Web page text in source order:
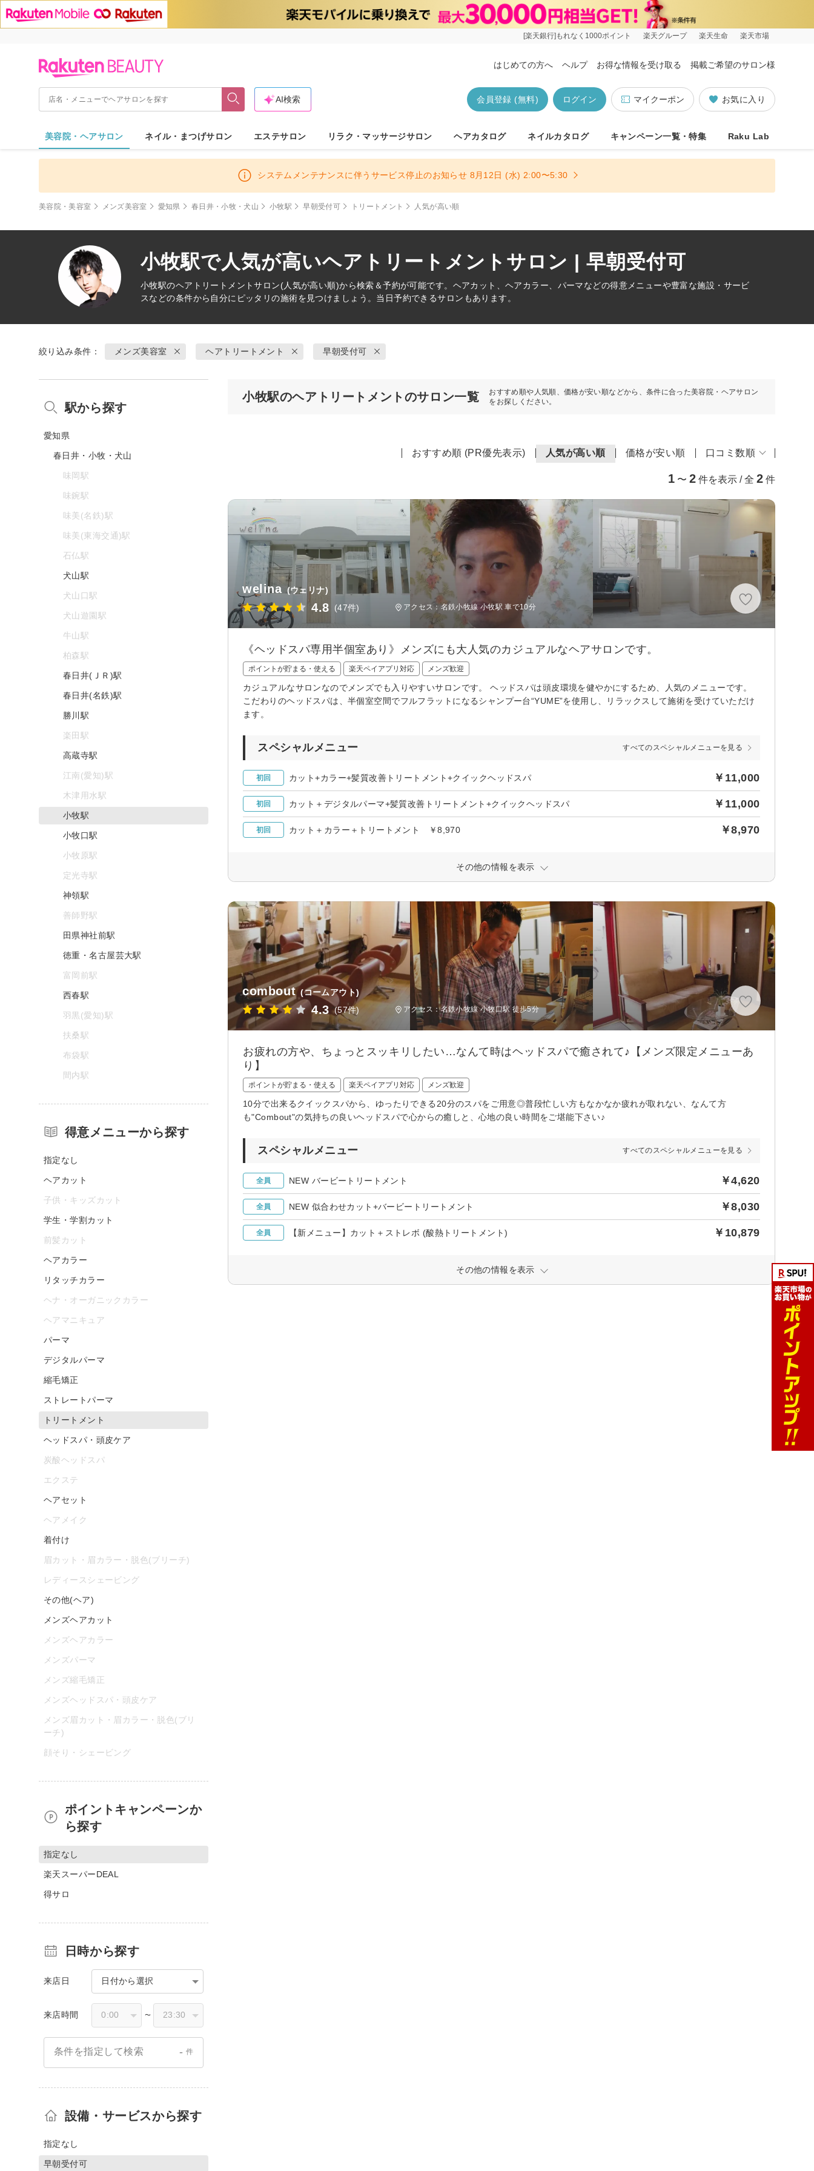
[楽天銀行]もれなく1000ポイント 楽天グループ 楽天生命 楽天市場
はじめての方へ ヘルプ お得な情報を受け取る 掲載ご希望のサロン様
お気に入り
マイクーポン
ログイン
会員登録 (無料)
AI検索
美容院・ヘアサロン ネイル・まつげサロン エステサロン リラク・マッサージサロン ヘアカタログ ネイルカタログ キャンペーン一覧・特集 Raku Lab
システムメンテナンスに伴うサービス停止のお知らせ 8月12日 (水) 2:00〜5:30
美容院・美容室 メンズ美容室 愛知県 春日井・小牧・犬山 小牧駅 早朝受付可 トリートメント 人気が高い順
小牧駅で人気が高いヘアトリートメントサロン | 早朝受付可
小牧駅のヘアトリートメントサロン(人気が高い順)から検索＆予約が可能です。ヘアカット、ヘアカラー、パーマなどの得意メニューや豊富な施設・サービ
スなどの条件から自分にピッタリの施術を見つけましょう。当日予約できるサロンもあります。
絞り込み条件： メンズ美容室 ヘアトリートメント 早朝受付可
小牧駅のヘアトリートメントのサロン一覧
おすすめ順や人気順、価格が安い順などから、条件に合った美容院・ヘアサロン
をお探しください。
おすすめ順 (PR優先表示) 人気が高い順 価格が安い順 口コミ数順
1 〜 2 件を表示 / 全 2 件
welina (ウェリナ)
4.8 (47件) アクセス：名鉄小牧線 小牧駅 車で10分
《ヘッドスパ専用半個室あり》メンズにも大人気のカジュアルなヘアサロンです。
ポイントが貯まる・使える 楽天ペイアプリ対応 メンズ歓迎
カジュアルなサロンなのでメンズでも入りやすいサロンです。 ヘッドスパは頭皮環境を健やかにするため、人気のメニューです。
こだわりのヘッドスパは、半個室空間でフルフラットになるシャンプー台“YUME”を使用し、リラックスして施術を受けていただけ
ます。
スペシャルメニュー すべてのスペシャルメニューを見る
初回 カット+カラー+髪質改善トリートメント+クイックヘッドスパ ￥11,000
初回 カット＋デジタルパーマ+髪質改善トリートメント+クイックヘッドスパ ￥11,000
初回 カット＋カラー＋トリートメント ￥8,970 ￥8,970
その他の情報を表示
combout (コームアウト)
4.3 (57件) アクセス：名鉄小牧線 小牧口駅 徒歩5分
お疲れの方や、ちょっとスッキリしたい…なんて時はヘッドスパで癒されて♪【メンズ限定メニューあ
り】
ポイントが貯まる・使える 楽天ペイアプリ対応 メンズ歓迎
10分で出来るクイックスパから、ゆったりできる20分のスパをご用意◎普段忙しい方もなかなか疲れが取れない、なんて方
も"Combout"の気持ちの良いヘッドスパで心からの癒しと、心地の良い時間をご堪能下さい♪
スペシャルメニュー すべてのスペシャルメニューを見る
全員 NEW バービートリートメント ￥4,620
全員 NEW 似合わせカット+バービートリートメント ￥8,030
全員 【新メニュー】カット＋ストレボ (酸熱トリートメント) ￥10,879
その他の情報を表示
駅から探す
愛知県
春日井・小牧・犬山
味岡駅
味鋺駅
味美(名鉄)駅
味美(東海交通)駅
石仏駅
犬山駅
犬山口駅
犬山遊園駅
牛山駅
柏森駅
春日井(ＪＲ)駅
春日井(名鉄)駅
勝川駅
楽田駅
高蔵寺駅
江南(愛知)駅
木津用水駅
小牧駅
小牧口駅
小牧原駅
定光寺駅
神領駅
善師野駅
田県神社前駅
徳重・名古屋芸大駅
富岡前駅
西春駅
羽黒(愛知)駅
扶桑駅
布袋駅
間内駅
得意メニューから探す
指定なし
ヘアカット
子供・キッズカット
学生・学割カット
前髪カット
ヘアカラー
リタッチカラー
ヘナ・オーガニックカラー
ヘアマニキュア
パーマ
デジタルパーマ
縮毛矯正
ストレートパーマ
トリートメント
ヘッドスパ・頭皮ケア
炭酸ヘッドスパ
エクステ
ヘアセット
ヘアメイク
着付け
眉カット・眉カラー・脱色(ブリーチ)
レディースシェービング
その他(ヘア)
メンズヘアカット
メンズヘアカラー
メンズパーマ
メンズ縮毛矯正
メンズヘッドスパ・頭皮ケア
メンズ眉カット・眉カラー・脱色(ブリ
ーチ)
顔そり・シェービング
ポイントキャンペーンか
ら探す
指定なし
楽天スーパーDEAL
得サロ
日時から探す
来店日 日付から選択
来店時間 〜
条件を指定して検索 - 件
設備・サービスから探す
指定なし
早朝受付可